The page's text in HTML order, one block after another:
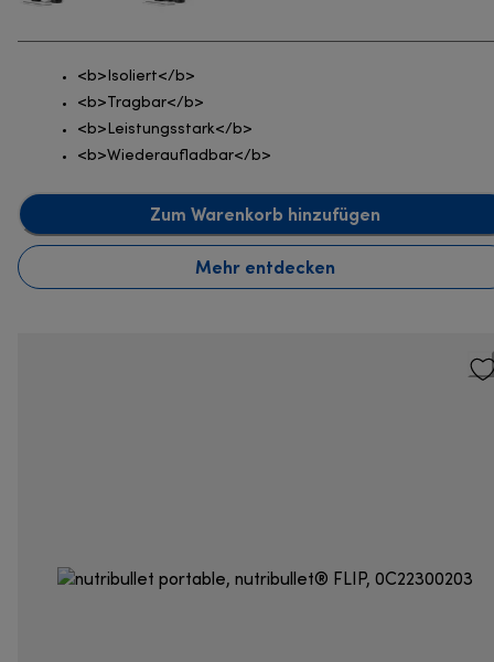
<b>Isoliert</b>
<b>Tragbar</b>
<b>Leistungsstark</b>
<b>Wiederaufladbar</b>
Zum Warenkorb hinzufügen
Mehr entdecken